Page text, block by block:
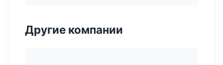
Другие компании